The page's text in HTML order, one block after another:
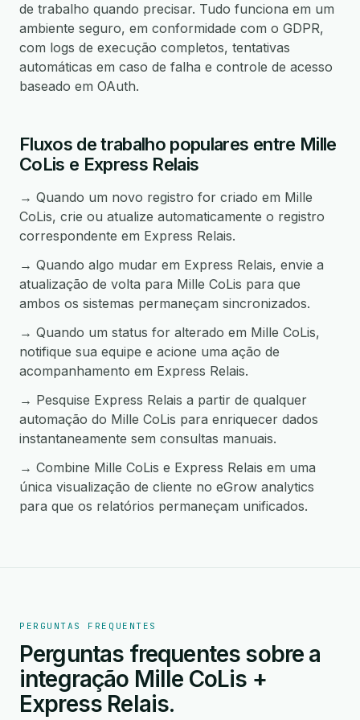
de trabalho quando precisar. Tudo funciona em um
ambiente seguro, em conformidade com o GDPR,
com logs de execução completos, tentativas
automáticas em caso de falha e controle de acesso
baseado em OAuth.
Fluxos de trabalho populares entre Mille
CoLis e Express Relais
→ Quando um novo registro for criado em Mille
CoLis, crie ou atualize automaticamente o registro
correspondente em Express Relais.
→ Quando algo mudar em Express Relais, envie a
atualização de volta para Mille CoLis para que
ambos os sistemas permaneçam sincronizados.
→ Quando um status for alterado em Mille CoLis,
notifique sua equipe e acione uma ação de
acompanhamento em Express Relais.
→ Pesquise Express Relais a partir de qualquer
automação do Mille CoLis para enriquecer dados
instantaneamente sem consultas manuais.
→ Combine Mille CoLis e Express Relais em uma
única visualização de cliente no eGrow analytics
para que os relatórios permaneçam unificados.
PERGUNTAS FREQUENTES
Perguntas frequentes sobre a
integração Mille CoLis +
Express Relais.